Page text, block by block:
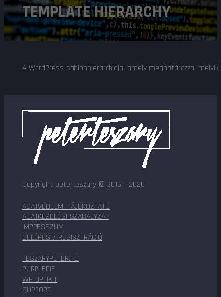
TEMPLATE HIERARCHY
A WordPress sablonhierarchiája, amely meghatározza,
Copyright peterteszary © 2016 - 2026
ADATVÉDELMI TÁJÉKOZTATÓ
ADATKEZELÉSI SZABÁLYZAT
IMPRESSZUM
BELÉPÉS / REGISZTRÁCIÓ
TESZARYPETER.HU
PURPLEPIE
WP OPTIKIT
SUPPORT